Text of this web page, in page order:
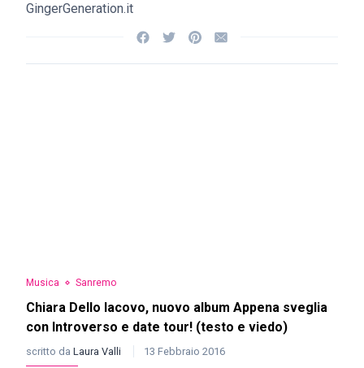
GingerGeneration.it
Musica Sanremo
Chiara Dello Iacovo, nuovo album Appena sveglia
con Introverso e date tour! (testo e viedo)
scritto da Laura Valli 13 Febbraio 2016